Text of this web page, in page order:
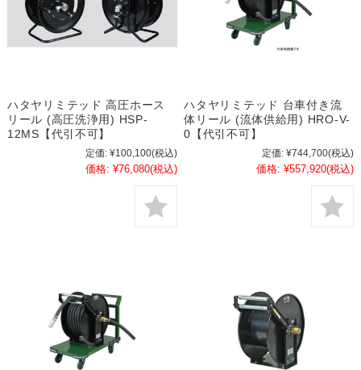
ハタヤリミテッド 高圧ホース
リール (高圧洗浄用) HSP-
12MS【代引不可】
定価: ¥100,100(税込)
価格: ¥76,080(税込)
ハタヤリミテッド 台車付き流
体リール (流体供給用) HRO-V-
0【代引不可】
定価: ¥744,700(税込)
価格: ¥557,920(税込)